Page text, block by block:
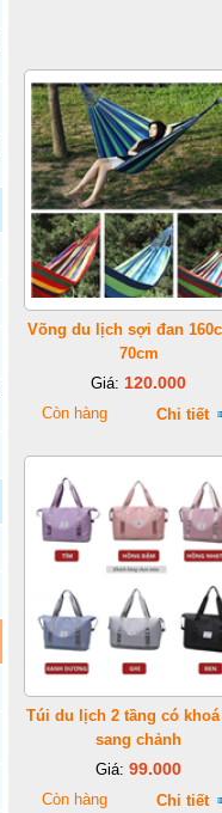
Võng du lịch sợi đan
70cm
Giá: 120.000
Còn hàng Chi tiết
Túi du lịch 2 tầng có khoá
sang chảnh
Giá: 99.000
Còn hàng Chi tiết